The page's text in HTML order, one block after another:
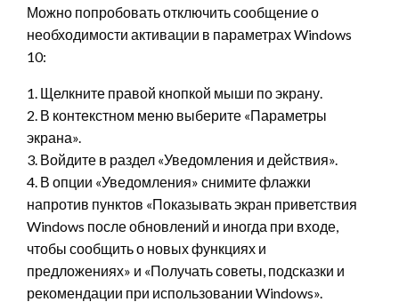
Можно попробовать отключить сообщение о
необходимости активации в параметрах Windows
10:
1. Щелкните правой кнопкой мыши по экрану.
2. В контекстном меню выберите «Параметры
экрана».
3. Войдите в раздел «Уведомления и действия».
4. В опции «Уведомления» снимите флажки
напротив пунктов «Показывать экран приветствия
Windows после обновлений и иногда при входе,
чтобы сообщить о новых функциях и
предложениях» и «Получать советы, подсказки и
рекомендации при использовании Windows».